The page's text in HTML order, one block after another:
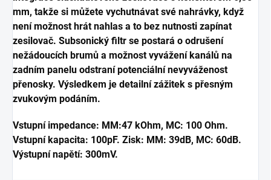
mm, takže si můžete vychutnávat své nahrávky, když
není možnost hrát nahlas a to bez nutnosti zapínat
zesilovač. Subsonický filtr se postará o odrušení
nežádoucích brumů a možnost vyvážení kanálů na
zadním panelu odstraní potenciální nevyváženost
přenosky. Výsledkem je detailní zážitek s přesným
zvukovým podáním.
Vstupní impedance: MM:47 kOhm, MC: 100 Ohm.
Vstupní kapacita: 100pF. Zisk: MM: 39dB, MC: 60dB.
Výstupní napětí: 300mV.